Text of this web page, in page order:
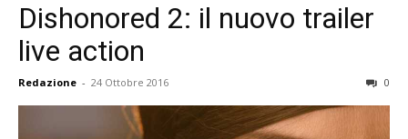
Dishonored 2: il nuovo trailer
live action
Redazione - 24 Ottobre 2016 0